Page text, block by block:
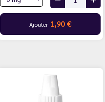
Ajouter 1,90 €